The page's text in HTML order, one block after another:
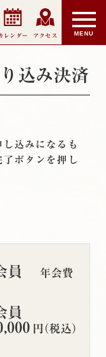
レンダー アクセス
り込み決済
込みになるも
ボタンを押し
員 年会費
員
円（税込）